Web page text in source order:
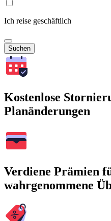
Ich reise geschäftlich
Suchen
Kostenlose
Planänderungen
Verdiene Prämien
wahrgenommene